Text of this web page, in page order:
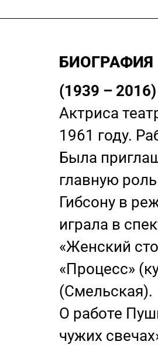
БИОГРАФИЯ
(1939 – 2016)
Актриса
1961 году.
Была
главную
Гибсону в
играла в
«Женский
«Процесс»
(Смельская).
О работе
чужих